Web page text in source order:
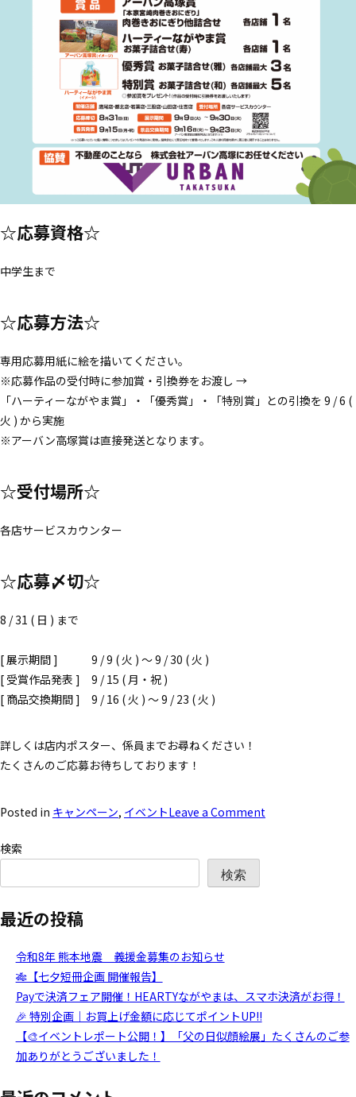
☆応募資格☆
中学生まで
☆応募方法☆
専用応募用紙に絵を描いてください。
※応募作品の受付時に参加賞・引換券をお渡し →
「ハーティーながやま賞」・「優秀賞」・「特別賞」との引換を 9 / 6 (
火 ) から実施
※アーバン高塚賞は直接発送となります。
☆受付場所☆
各店サービスカウンター
☆応募〆切☆
8 / 31 ( 日 ) まで
[ 展示期間 ] 9 / 9 ( 火 ) 〜 9 / 30 ( 火 )
[ 受賞作品発表 ] 9 / 15 ( 月・祝 )
[ 商品交換期間 ] 9 / 16 ( 火 ) 〜 9 / 23 ( 火 )
詳しくは店内ポスター、係員までお尋ねください！
たくさんのご応募お待ちしております！
Posted in キャンペーン, イベントLeave a Comment
検索
検索
最近の投稿
令和8年 熊本地震 義援金募集のお知らせ
🎋【七夕短冊企画 開催報告】
Payで決済フェア開催！HEARTYながやまは、スマホ決済がお得！
🎉 特別企画｜お買上げ金額に応じてポイントUP!!
【🎨イベントレポート公開！】「父の日似顔絵展」たくさんのご参
加ありがとうございました！